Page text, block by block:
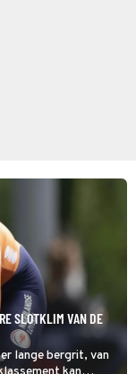
SLOTKLIM VAN DE
lange bergrit, van